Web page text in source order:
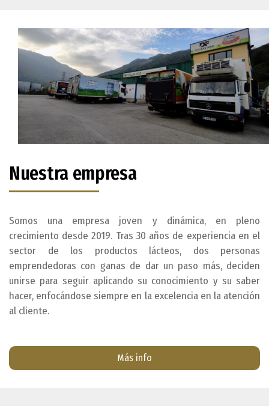
Nuestra empresa
Somos una empresa joven y dinámica, en pleno
crecimiento desde 2019. Tras 30 años de experiencia en el
sector de los productos lácteos, dos personas
emprendedoras con ganas de dar un paso más, deciden
unirse para seguir aplicando su conocimiento y su saber
hacer, enfocándose siempre en la excelencia en la atención
al cliente.
Más info